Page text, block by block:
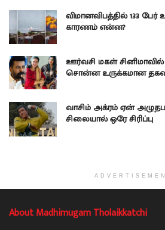
விமானவிபத்தில் 133 பேர்
காரணம் என்ன?
ஊர்வசி மகள்
சொன்ன உருக்கமான
வாசிம் அக்ரம் ஏன்
சிலையால் ஒரே சிரிப்பு
About Madhimugam Tholaikkatchi